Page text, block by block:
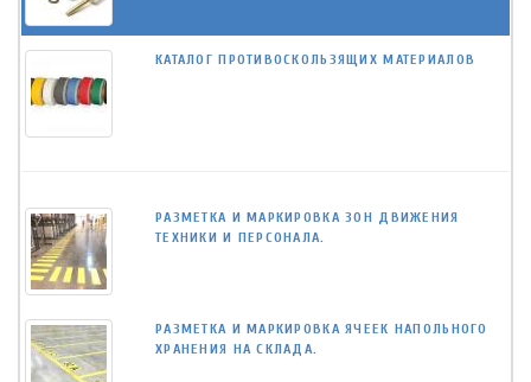
КАТАЛОГ ПРОТИВОСКОЛЬЗЯЩИХ МАТЕРИАЛОВ
РАЗМЕТКА И МАРКИРОВКА ЗОН ДВИЖЕНИЯ
ТЕХНИКИ И ПЕРСОНАЛА.
РАЗМЕТКА И МАРКИРОВКА ЯЧЕЕК НАПОЛЬНОГО
ХРАНЕНИЯ НА СКЛАДА.